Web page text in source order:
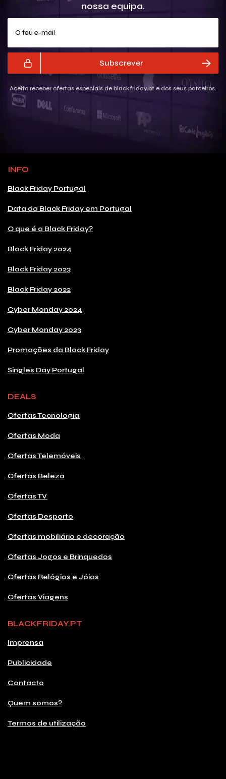
nossa equipa.
Subscrever
Aceito receber ofertas especiais de blackfriday.pt e dos seus parceiros.
INFO
Black Friday Portugal
Data da Black Friday em Portugal
O que é a Black Friday?
Black Friday 2024
Black Friday 2023
Black Friday 2022
Cyber Monday 2024
Cyber Monday 2023
Promoções da Black Friday
Singles Day Portugal
DEALS
Ofertas Tecnologia
Ofertas Moda
Ofertas Telemóveis
Ofertas Beleza
Ofertas TV
Ofertas Desporto
Ofertas mobiliário e decoração
Ofertas Jogos e Brinquedos
Ofertas Relógios e Jóias
Ofertas Viagens
BLACKFRIDAY.PT
Imprensa
Publicidade
Contacto
Quem somos?
Termos de utilização